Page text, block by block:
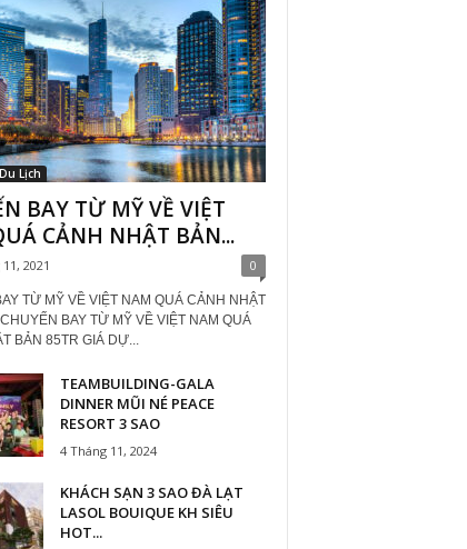
Lịch
BAY TỪ MỸ VỀ VIỆT
CẢNH NHẬT BẢN...
2021 0
TỪ MỸ VỀ VIỆT NAM QUÁ CẢNH NHẬT
BAY TỪ MỸ VỀ VIỆT NAM QUÁ
BẢN 85TR GIÁ DỰ...
TEAMBUILDING-GALA
DINNER MŨI NÉ PEACE
RESORT 3 SAO
4 Tháng 11, 2024
KHÁCH SẠN 3 SAO ĐÀ LẠT
LASOL BOUIQUE KH SIÊU
HOT...